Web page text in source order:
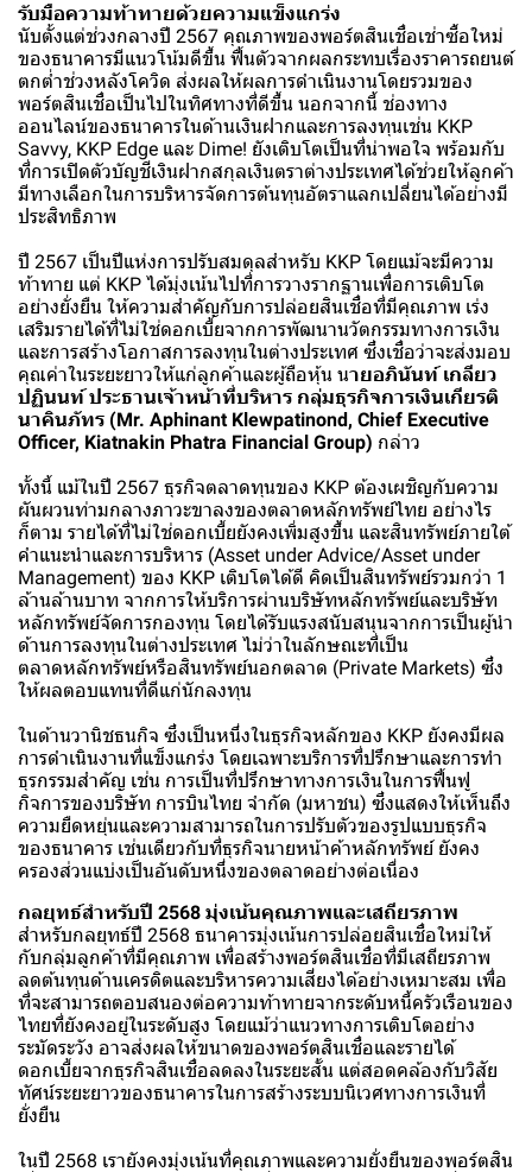
รับมือความท้าทายด้วยความแข็งแกร่ง
นับตั้งแต่ช่วงกลางปี 2567 คุณภาพของพอร์ตสินเชื่อเช่าซื้อใหม่
ของธนาคารมีแนวโน้มดีขึ้น ฟื้นตัวจากผลกระทบเรื่องราคารถยนต์
ตกต่ำช่วงหลังโควิด ส่งผลให้ผลการดำเนินงานโดยรวมของ
พอร์ตสินเชื่อเป็นไปในทิศทางที่ดีขึ้น นอกจากนี้ ช่องทาง
ออนไลน์ของธนาคารในด้านเงินฝากและการลงทุนเช่น KKP
Savvy, KKP Edge และ Dime! ยังเติบโตเป็นที่น่าพอใจ พร้อมกับ
ที่การเปิดตัวบัญชีเงินฝากสกุลเงินตราต่างประเทศได้ช่วยให้ลูกค้า
มีทางเลือกในการบริหารจัดการต้นทุนอัตราแลกเปลี่ยนได้อย่างมี
ประสิทธิภาพ
ปี 2567 เป็นปีแห่งการปรับสมดุลสำหรับ KKP โดยแม้จะมีความ
ท้าทาย แต่ KKP ได้มุ่งเน้นไปที่การวางรากฐานเพื่อการเติบโต
อย่างยั่งยืน ให้ความสำคัญกับการปล่อยสินเชื่อที่มีคุณภาพ เร่ง
เสริมรายได้ที่ไม่ใช่ดอกเบี้ยจากการพัฒนานวัตกรรมทางการเงิน
และการสร้างโอกาสการลงทุนในต่างประเทศ ซึ่งเชื่อว่าจะส่งมอบ
คุณค่าในระยะยาวให้แก่ลูกค้าและผู้ถือหุ้น นายอภินันท์ เกลียว
ปฏินนท์ ประธานเจ้าหน้าที่บริหาร กลุ่มธุรกิจการเงินเกียรติ
นาคินภัทร (Mr. Aphinant Klewpatinond, Chief Executive
Officer, Kiatnakin Phatra Financial Group) กล่าว
ทั้งนี้ แม้ในปี 2567 ธุรกิจตลาดทุนของ KKP ต้องเผชิญกับความ
ผันผวนท่ามกลางภาวะขาลงของตลาดหลักทรัพย์ไทย อย่างไร
ก็ตาม รายได้ที่ไม่ใช่ดอกเบี้ยยังคงเพิ่มสูงขึ้น และสินทรัพย์ภายใต้
คำแนะนำและการบริหาร (Asset under Advice/Asset under
Management) ของ KKP เติบโตได้ดี คิดเป็นสินทรัพย์รวมกว่า 1
ล้านล้านบาท จากการให้บริการผ่านบริษัทหลักทรัพย์และบริษัท
หลักทรัพย์จัดการกองทุน โดยได้รับแรงสนับสนุนจากการเป็นผู้นำ
ด้านการลงทุนในต่างประเทศ ไม่ว่าในลักษณะที่เป็น
ตลาดหลักทรัพย์หรือสินทรัพย์นอกตลาด (Private Markets) ซึ่ง
ให้ผลตอบแทนที่ดีแก่นักลงทุน
ในด้านวานิชธนกิจ ซึ่งเป็นหนึ่งในธุรกิจหลักของ KKP ยังคงมีผล
การดำเนินงานที่แข็งแกร่ง โดยเฉพาะบริการที่ปรึกษาและการทำ
ธุรกรรมสำคัญ เช่น การเป็นที่ปรึกษาทางการเงินในการฟื้นฟู
กิจการของบริษัท การบินไทย จำกัด (มหาชน) ซึ่งแสดงให้เห็นถึง
ความยืดหยุ่นและความสามารถในการปรับตัวของรูปแบบธุรกิจ
ของธนาคาร เช่นเดียวกับที่ธุรกิจนายหน้าค้าหลักทรัพย์ ยังคง
ครองส่วนแบ่งเป็นอันดับหนึ่งของตลาดอย่างต่อเนื่อง
กลยุทธ์สำหรับปี 2568 มุ่งเน้นคุณภาพและเสถียรภาพ
สำหรับกลยุทธ์ปี 2568 ธนาคารมุ่งเน้นการปล่อยสินเชื่อใหม่ให้
กับกลุ่มลูกค้าที่มีคุณภาพ เพื่อสร้างพอร์ตสินเชื่อที่มีเสถียรภาพ
ลดต้นทุนด้านเครดิตและบริหารความเสี่ยงได้อย่างเหมาะสม เพื่อ
ที่จะสามารถตอบสนองต่อความท้าทายจากระดับหนี้ครัวเรือนของ
ไทยที่ยังคงอยู่ในระดับสูง โดยแม้ว่าแนวทางการเติบโตอย่าง
ระมัดระวัง อาจส่งผลให้ขนาดของพอร์ตสินเชื่อและรายได้
ดอกเบี้ยจากธุรกิจสินเชื่อลดลงในระยะสั้น แต่สอดคล้องกับวิสัย
ทัศน์ระยะยาวของธนาคารในการสร้างระบบนิเวศทางการเงินที่
ยั่งยืน
ในปี 2568 เรายังคงมุ่งเน้นที่คุณภาพและความยั่งยืนของพอร์ตสิน